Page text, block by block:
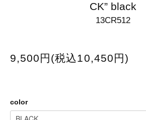
CK” black
13CR512
9,500円(税込10,450円)
color